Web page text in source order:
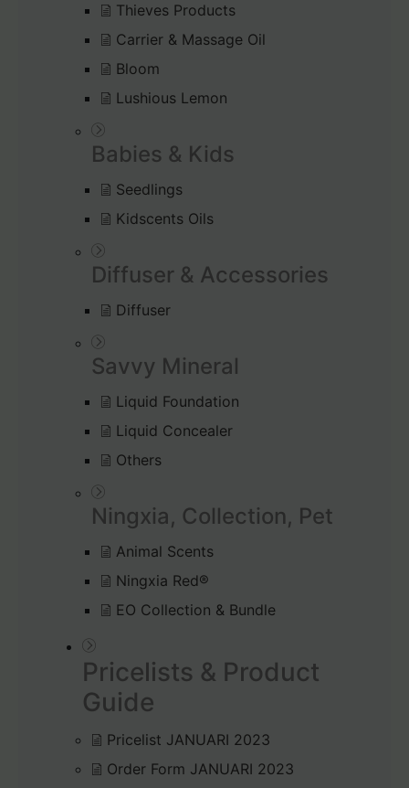
Thieves Products
Carrier & Massage Oil
Bloom
Lushious Lemon
Babies & Kids
Seedlings
Kidscents Oils
Diffuser & Accessories
Diffuser
Savvy Mineral
Liquid Foundation
Liquid Concealer
Others
Ningxia, Collection, Pet
Animal Scents
Ningxia Red®
EO Collection & Bundle
Pricelists & Product
Guide
Pricelist JANUARI 2023
Order Form JANUARI 2023